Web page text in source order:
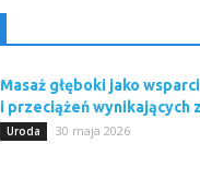
Masaż głęboki jako
i przeciążeń wynikających
Uroda 30 maja 2026